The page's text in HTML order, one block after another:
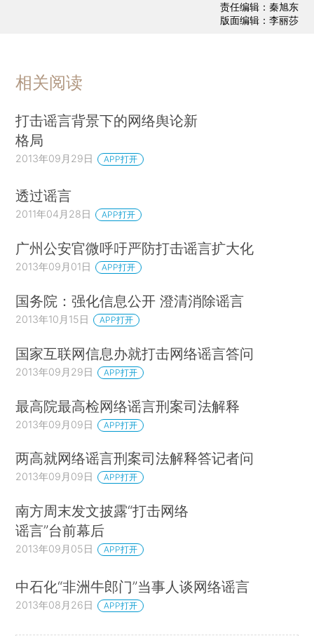
责任编辑：秦旭东
版面编辑：李丽莎
相关阅读
打击谣言背景下的网络舆论新
格局
2013年09月29日 APP打开
透过谣言
2011年04月28日 APP打开
广州公安官微呼吁严防打击谣言扩大化
2013年09月01日 APP打开
国务院：强化信息公开 澄清消除谣言
2013年10月15日 APP打开
国家互联网信息办就打击网络谣言答问
2013年09月29日 APP打开
最高院最高检网络谣言刑案司法解释
2013年09月09日 APP打开
两高就网络谣言刑案司法解释答记者问
2013年09月09日 APP打开
南方周末发文披露“打击网络
谣言”台前幕后
2013年09月05日 APP打开
中石化“非洲牛郎门”当事人谈网络谣言
2013年08月26日 APP打开